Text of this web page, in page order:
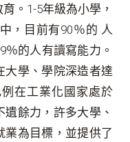
。 1-5年級為小學，
，目前有90％的 人
％的人有讀寫能力。
大學、學院深造者達
在工業化國家處於
餘力，許多大學、
業為目標，並提供了